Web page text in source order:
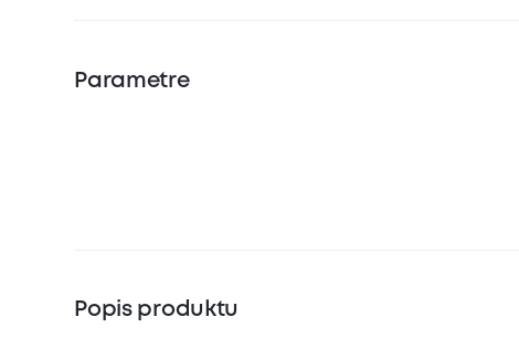
Parametre
Popis produktu